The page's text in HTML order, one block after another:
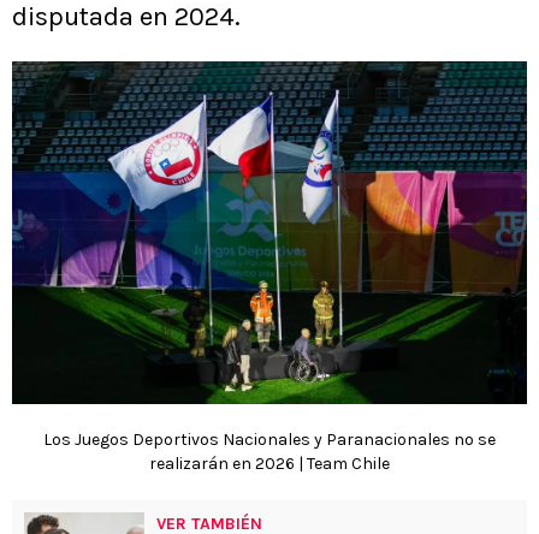
disputada en 2024.
Los Juegos Deportivos Nacionales y Paranacionales no se
realizarán en 2026 | Team Chile
VER TAMBIÉN